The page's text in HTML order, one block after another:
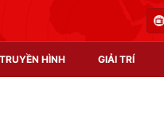
TRUYỀN HÌNH GIẢI TRÍ